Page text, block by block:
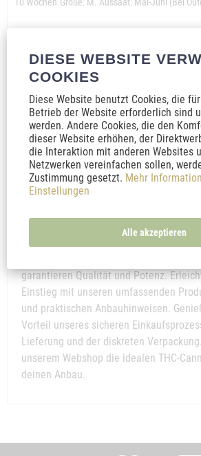
10 Wochen.Größe: M. Aussaat: Mai-Juni (Bei
22,45 € * 24,49 € *
Merken
Tauche ein in die Welt des Cannabis-
exklusiven Auswahl an THC-Cannabis-
unserem Online-Shop. Wir präsentieren
feminisierte, selbstblühende und Hoch-
perfekt für jede Anbauerfahrung, ob
garantieren Qualität und Potenz.
Einstieg mit unseren umfassenden
und praktischen Anbauhinweisen.
Vorteil unseres sicheren
Lieferung und der diskreten
unserem Webshop die idealen THC-
deinen Anbau.
DIESE WEBSITE
COOKIES
Diese Website benutzt Cookies, die
Betrieb der Website erforderlich sind
werden. Andere Cookies, die den
dieser Website erhöhen, der
die Interaktion mit anderen Websites
Netzwerken vereinfachen sollen,
Zustimmung gesetzt. Mehr
Einstellungen
Alle akzeptieren